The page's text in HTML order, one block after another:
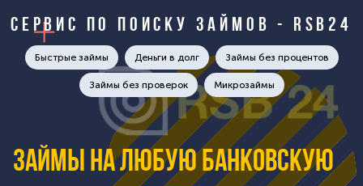
Сервис по поиску займов - RSB24
Быстрые займы Деньги в долг Займы без процентов
Займы без проверок Микрозаймы
Займы на любую банковскую